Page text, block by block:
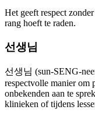
Het geeft respect
rang hoeft te raden.
선생님
선생님 (sun-SENG-
respectvolle manier om
onbekenden aan te
klinieken of tijdens